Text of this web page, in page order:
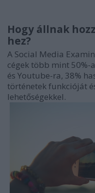
Hogy állnak
hez?
A Social Media
cégek több mint 50%-
és Youtube-ra, 38%
történetek funkcióját
lehetőségekkel.